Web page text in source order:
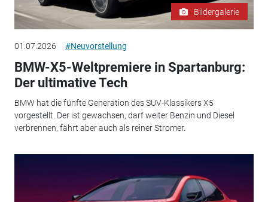
Bildergalerie
01.07.2026 #Neuvorstellung
BMW-X5-Weltpremiere in Spartanburg:
Der ultimative Tech
BMW hat die fünfte Generation des SUV-Klassikers X5
vorgestellt. Der ist gewachsen, darf weiter Benzin und Diesel
verbrennen, fährt aber auch als reiner Stromer.